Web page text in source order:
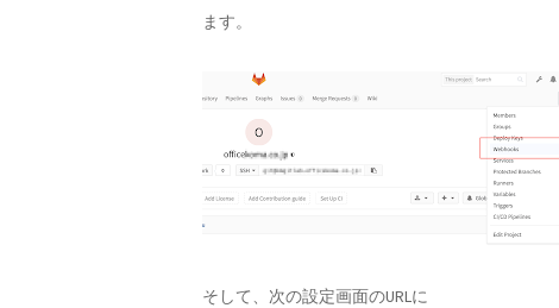
ます。
そして、次の設定画面のURLに